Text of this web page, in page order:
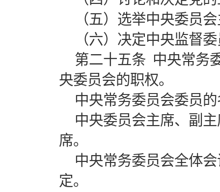
（五）选举中央委员
（六）决定中央监督
第二十五条 中央常务
央委员会的职权。
中央常务委员会委员
中央委员会主席、副
席。
中央常务委员会全体
定。